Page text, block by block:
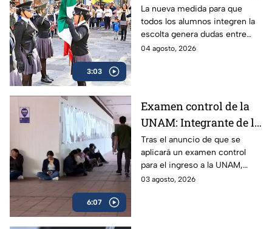
3:03
escolares: La nueva
medida de equidad que
divide a padres y
expertos
La nueva medida para que
todos los alumnos integren la
escolta genera dudas entre
padres y especialistas. Así
04 agosto, 2026
6:07
Examen control de la
UNAM: Integrante de la
Comisión Técnica
explica a quiénes se
aplicará y cómo
funcionará | VIDEO
Tras el anuncio de que se
aplicará un examen control
para el ingreso a la UNAM,
surgieron muchas dudas
03 agosto, 2026